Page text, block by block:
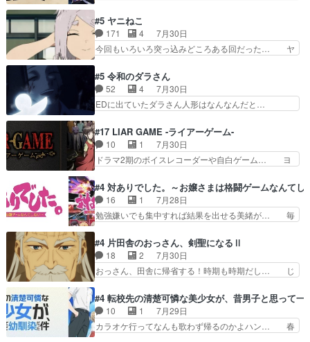
ていただきました！最終的に… この高らかなDT
宣言、合田一人に通じるも… この作品は近年稀に
見るおっさんキャラの充…
なががんばってくれたアリスの父ちゃん… 成長限
界が999である村人と定めた上位存… 大規模バト
ルシーンなのに会話してばっかり… やっぱり勇者
より強かったか笑統率力LV9… 普通の人間の親子
組みか‥Lv200帯の… そのために役割を超越する
者の出現させるた… アリスのお陰で他の勇者達も
共闘してくれ魔…
#5 ヤニねこ
171 4
7月30日
今回もいろいろ突っ込みどころある回だった… ヤ
ちゃんの恋愛話をしたり、タバコを生産… ここう
っすら思ったことズバリ言ってくれて… おかし
い、さわやかだ 世話好きの陰に支配… ヤクねこ
のクワガタ取りの話見て切なくなっ… 普段は選別
れww唐突な作画力の正… なんか今日はかなり一
瞬で終わっちまったっ… 先週と比べてまだまとも
に見えた。4話は過…
#5 令和のダラさん
52 4
7月30日
EDに出ていたダラさん人形はなんなんだと…
惨な過去がきっちり現代に継承されている… ダラ
さんと姉弟の母との出会いの話やはりダ… ダラさ
んの過去話も佳境…げに恐ろしいは人… 第５話感
想：２人の過剰な貢ぎ物?の礼とし… 第５話感
系列が4話と入れ替わってるのね… こんなデカイ
のどうやって運ぶんだよ！？姉… ダラさん、人型
形態にもなれるんか!?w髪…
#17 LIAR GAME -ライアーゲーム-
10 1
7月30日
ドラマ2期のボイスレコーダーや自白ゲーム… ヨ
国の奴らも馬鹿が多いが、夜の国も同じ… ご視聴
ありがとうございました来週もよろし… 握った◯
治郎（中の人的に）仲間であるプレ… ヨコヤの頭
の回転の速さと人間の心理を利用… 夜の国のヨコ
で夜の国の独裁支配を強化、… やはりヨコヤいい
ですね。昼の国が勝てる流… 役で出演いたしまし
た。次回も緊張が止まり…
#4 対ありでした。～お嬢さまは格闘ゲームなんてし
16 1
7月28日
勉強嫌いでも集中すれば結果を出せる美緒が… 毎
なゲームも相手が強すぎるとやる気無く… テー
マ：テスト勉強と大会感想は、美緒がテ… すげー
ーーーーーーーー良い……。女性声優… 深夜の格
ゲー対戦よりテストの方がよっぽど… 真剣に授業
ストに向けて勉強会！美緒ちゃ… 受験勉強と戦闘
の2択なら戦闘を選ぶ娘w美… 勉強嫌いでバトル
を選ぶって、ひぐらしの沙…
#4 片田舎のおっさん、剣聖になるⅡ
18 2
7月30日
おっさん、田舎に帰省する！時期も時期だし… じ
れない爺さんには夢が詰まってると思う… クル
ニ、ヘンブリッツ、ミュイと一緒におっ… 帰省、
お供ヒロインはクルニ。順番的には確… 父親から
手紙が来た。サーベルボアの退治の… ここでヘン
#4 転校先の清楚可憐な美少女が、昔男子と思って一
10 1
7月29日
カラオケ行ってなんも歌わず帰るのかよハン… 春